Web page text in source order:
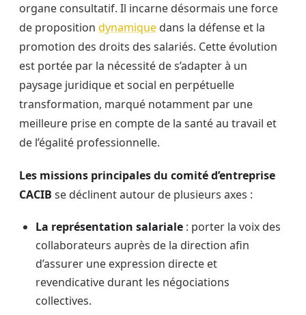
organe consultatif. Il incarne désormais une force
de proposition dynamique dans la défense et la
promotion des droits des salariés. Cette évolution
est portée par la nécessité de s’adapter à un
paysage juridique et social en perpétuelle
transformation, marqué notamment par une
meilleure prise en compte de la santé au travail et
de l’égalité professionnelle.
Les missions principales du comité d’entreprise
CACIB se déclinent autour de plusieurs axes :
La représentation salariale : porter la voix des
collaborateurs auprès de la direction afin
d’assurer une expression directe et
revendicative durant les négociations
collectives.